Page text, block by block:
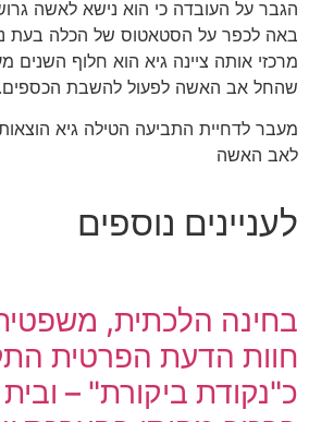
הגבר על העובדה כי הוא נישא לאשה
באה לכפר על הסטאטוס של הכלה בעת
מרכזי אותה ציינה גיא הוא חלוף השנים
שהחל אב האשה לפעול להשבת הכספים.
לאב האשה
לעניינים נוספים
בחינה הלכתית,
חוות הדעת הפרטית
כ"נקודת ביקורת" –